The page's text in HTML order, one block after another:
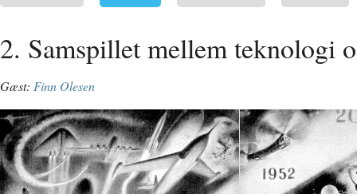
2. Samspillet mellem teknologi
Gæst: Finn Olesen